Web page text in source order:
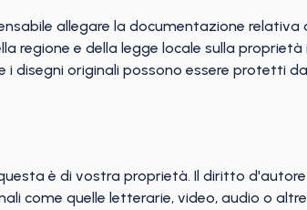
allegare la documentazione
regione e della legge locale sulla
i disegni originali possono essere protetti
è di vostra proprietà. Il diritto
come quelle letterarie, video, audio o